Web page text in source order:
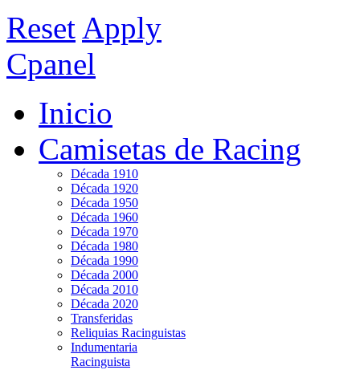
Reset Apply
Cpanel
Inicio
Camisetas de Racing
Década 1910
Década 1920
Década 1950
Década 1960
Década 1970
Década 1980
Década 1990
Década 2000
Década 2010
Década 2020
Transferidas
Reliquias Racinguistas
Indumentaria
Racinguista